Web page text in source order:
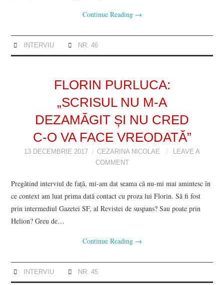
Continue Reading →
INTERVIU NR. 46
FLORIN PURLUCA:
„SCRISUL NU M-A
DEZAMĂGIT ȘI NU CRED
C-O VA FACE VREODATĂ”
13 DECEMBRIE 2017 CEZARINA NICOLAE
LEAVE A
COMMENT
Pregătind interviul de față, mi-am dat seama că nu-mi mai amintesc în
ce context am luat prima dată contact cu proza lui Florin. Să fi fost
prin intermediul Gazetei SF, al Revistei de suspans? Sau poate prin
Helion? Greu de…
Continue Reading →
INTERVIU NR. 45